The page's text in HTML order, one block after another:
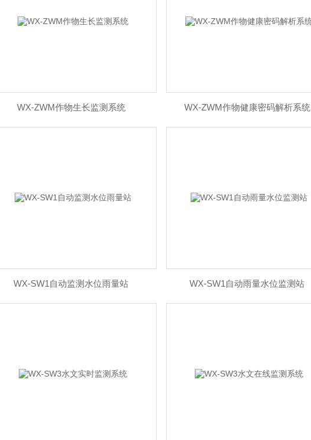
WX-ZWM作物生长监测系统 WX-ZWM作物健康密码解析系统
WX-SW1自动监测水位雨量站 WX-SW1自动雨量水位监测站